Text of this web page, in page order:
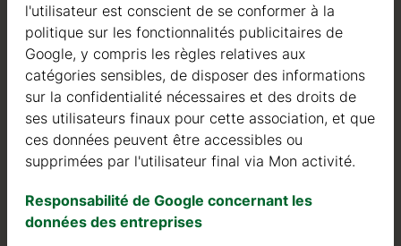
Nous sommes actifs dans le domaine de la fabrication
de structures en bois depuis 2004. Au cours de ces
années, nous avons sélectionné les meilleurs
fournisseurs de bois. Nous utilisons exclusivement du
sapin nordique à croissance lente provenant de forêts
certifiées FSC en Europe du Nord.
Le bois de sapin nordique se distingue par ses
caractéristiques idéales dans la construction de maisons
en bois. Il est de couleur très claire, avec peu de nœuds,
et est connu pour sa résistance à la pourriture, à la
ou virement
que nous n’acceptons
sur “Procéder
l'utilisateur est conscient de se conformer à la
politique sur les fonctionnalités publicitaires de
Google, y compris les règles relatives aux
catégories sensibles, de disposer des informations
sur la confidentialité nécessaires et des droits de
ses utilisateurs finaux pour cette association, et que
ces données peuvent être accessibles ou
supprimées par l'utilisateur final via Mon activité.
Responsabilité de Google concernant les
données des entreprises